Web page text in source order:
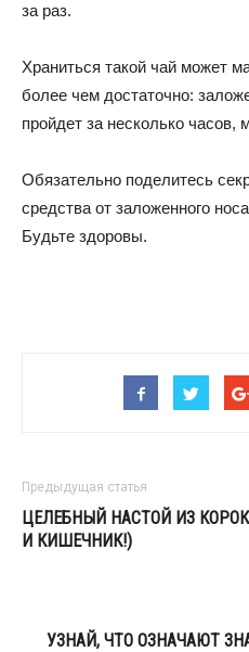
за раз.
Храниться такой чай может
более чем достаточно:
пройдет за несколько
Обязательно поделитесь
средства от заложенного
Будьте здоровы.
Предыдущая статья
ЦЕЛЕБНЫЙ НАСТОЙ ИЗ
И КИШЕЧНИК!)
УЗНАЙ, ЧТО ОЗНАЧАЮТ